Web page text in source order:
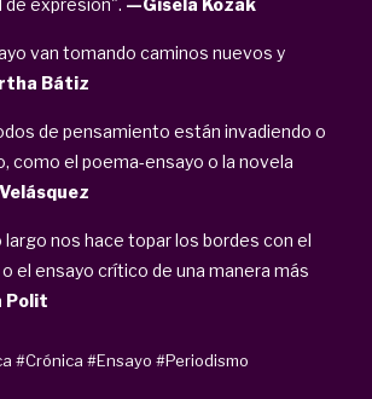
van tomando caminos nuevos y
Bátiz
de pensamiento están invadiendo o
como el poema-ensayo o la novela
largo nos hace topar los bordes con el
el ensayo crítico de una manera más
Polit
#Crónica #Ensayo #Periodismo